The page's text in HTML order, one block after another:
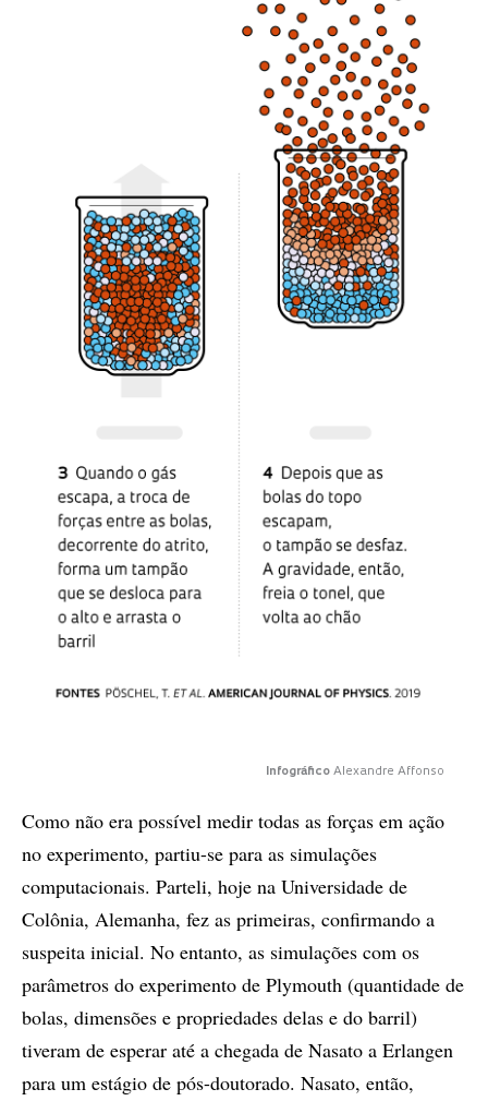
Infográfico Alexandre Affonso
Como não era possível medir todas as forças em ação
no experimento, partiu-se para as simulações
computacionais. Parteli, hoje na Universidade de
Colônia, Alemanha, fez as primeiras, confirmando a
suspeita inicial. No entanto, as simulações com os
parâmetros do experimento de Plymouth (quantidade de
bolas, dimensões e propriedades delas e do barril)
tiveram de esperar até a chegada de Nasato a Erlangen
para um estágio de pós-doutorado. Nasato, então,